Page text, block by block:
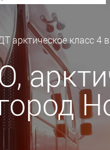
класс 4